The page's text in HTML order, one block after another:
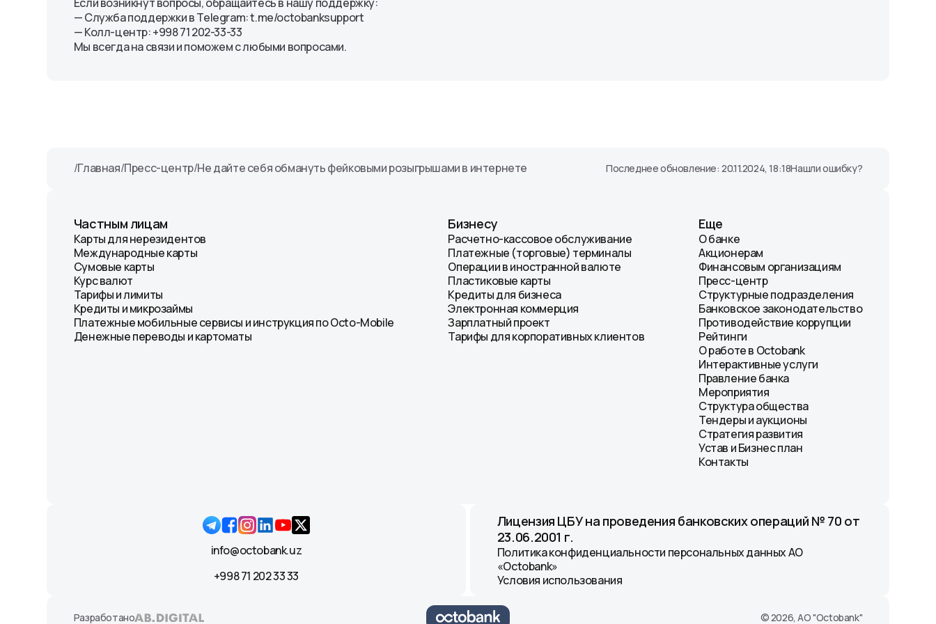
Octo-Mobile
Платежная система
OlmaPay
персональных данных АО
«Octobank»
Правила и регламенты
Комплаенс
Порядок обращения
клиентов
— Служба поддержки в Telegram: t.me/octobanksupport
— Колл-центр: +998 71 202-33-33
Мы всегда на связи и поможем с любыми вопросами.
/Главная/Пресс-центр/Не дайте себя обмануть фейковыми розыгрышами в интернете Последнее обновление: 20.11.2024, 18:18Нашли ошибку?
Частным лицам
Карты для нерезидентов
Международные карты
Сумовые карты
Курс валют
Тарифы и лимиты
Кредиты и микрозаймы
Платежные мобильные сервисы и инструкция по Octo-Mobile
Денежные переводы и картоматы
Бизнесу
Расчетно-кассовое обслуживание
Платежные (торговые) терминалы
Операции в иностранной валюте
Пластиковые карты
Кредиты для бизнеса
Электронная коммерция
Зарплатный проект
Тарифы для корпоративных клиентов
Еще
О банке
Акционерам
Финансовым организациям
Пресс-центр
Структурные подразделения
Банковское законодательство
Противодействие коррупции
Рейтинги
О работе в Octobank
Интерактивные услуги
Правление банка
Мероприятия
Структура общества
Тендеры и аукционы
Стратегия развития
Устав и Бизнес план
Контакты
info@octobank.uz
+998 71 202 33 33
Лицензия ЦБУ на проведения банковских операций № 70 от
23.06.2001 г.
Политика конфиденциальности персональных данных АО
«Octobank»
Условия использования
Разработано © 2026, АО "Octobank"